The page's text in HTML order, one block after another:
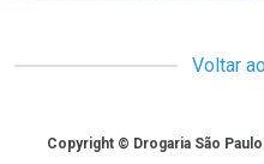
Voltar
CopyrightCopyright © Drogaria São